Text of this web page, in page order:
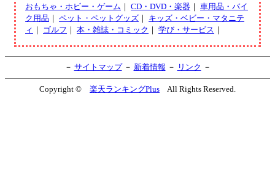
おもちゃ・ホビー・ゲーム ｜ CD・DVD・楽器 ｜ 車用品・バイ
ク用品 ｜ ペット・ペットグッズ ｜ キッズ・ベビー・マタニテ
ィ ｜ ゴルフ ｜ 本・雑誌・コミック ｜ 学び・サービス ｜
－ サイトマップ－ 新着情報 － リンク －
Copyright © 楽天ランキングPlus All Rights Reserved.